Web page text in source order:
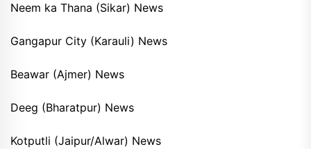
Neem ka Thana (Sikar) News
Gangapur City (Karauli) News
Beawar (Ajmer) News
Deeg (Bharatpur) News
Kotputli (Jaipur/Alwar) News